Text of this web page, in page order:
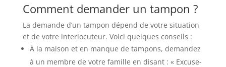
Comment demander un tampon ?
La demande d’un tampon dépend de votre situation
et de votre interlocuteur. Voici quelques conseils :
À la maison et en manque de tampons, demandez
à un membre de votre famille en disant : « Excuse-